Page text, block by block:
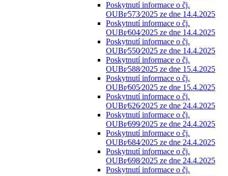
Poskytnutí informace o čj.
OUBr⁄573⁄2025 ze dne 14.4.2025
Poskytnutí informace o čj.
OUBr⁄604⁄2025 ze dne 14.4.2025
Poskytnutí informace o čj.
OUBr⁄550⁄2025 ze dne 14.4.2025
Poskytnutí informace o čj.
OUBr⁄588⁄2025 ze dne 15.4.2025
Poskytnutí informace o čj.
OUBr⁄605⁄2025 ze dne 15.4.2025
Poskytnutí informace o čj.
OUBr⁄626⁄2025 ze dne 24.4.2025
Poskytnutí informace o čj.
OUBr⁄699⁄2025 ze dne 24.4.2025
Poskytnutí informace o čj.
OUBr⁄684⁄2025 ze dne 24.4.2025
Poskytnutí informace o čj.
OUBr⁄698⁄2025 ze dne 24.4.2025
Poskytnutí informace o čj.